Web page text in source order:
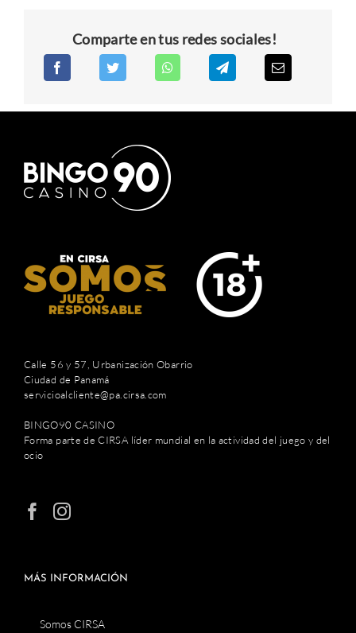
Comparte en tus redes sociales!
Calle 56 y 57, Urbanización Obarrio
Ciudad de Panamá
servicioalcliente@pa.cirsa.com
BINGO90 CASINO
Forma parte de CIRSA líder mundial en la actividad del juego y del
ocio
MÁS INFORMACIÓN
Somos CIRSA